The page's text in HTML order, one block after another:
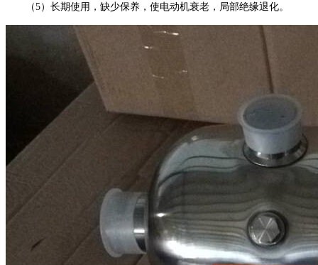
（5）长期使用，缺少保养，使电动机衰老，局部绝缘退化。